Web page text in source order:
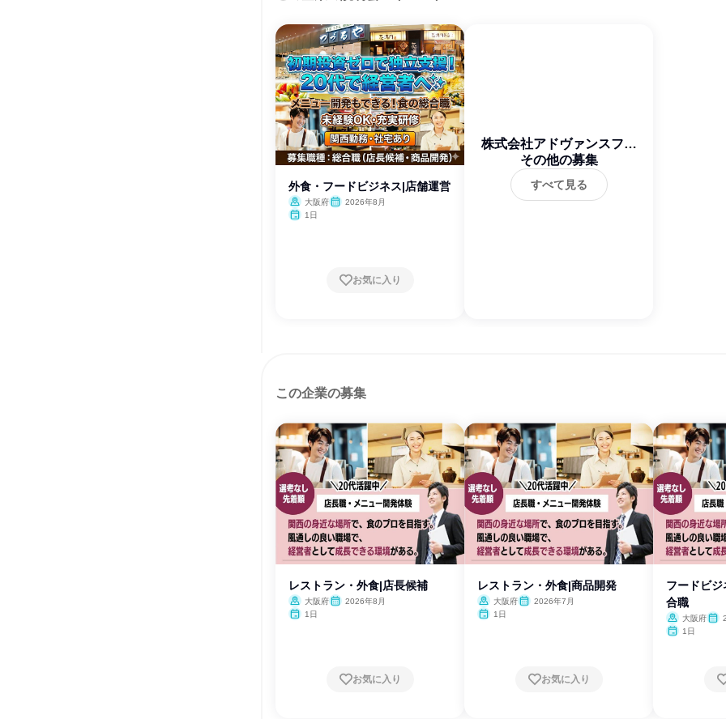
外食・フードビジネス|店舗運営
大阪府
2026年8月
1日
お気に入り
株式会社アドヴァンスフー
ドサービス
その他の募集
すべて見る
この企業の募集
レストラン・外食|店長候補
大阪府
2026年8月
1日
お気に入り
レストラン・外食|商品開発
大阪府
2026年7月
1日
お気に入り
フードビ
合職
大阪府
1日